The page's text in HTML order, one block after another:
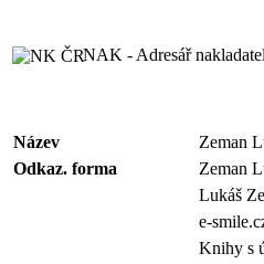
NAK - Adresář
Název
Zeman
Odkaz. forma
Zeman
Lukáš
e-
Knihy s